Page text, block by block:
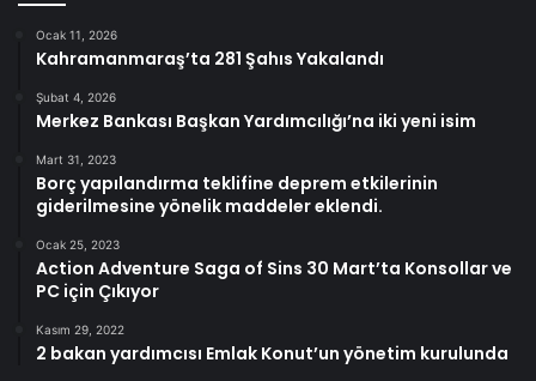
Ocak 11, 2026
Kahramanmaraş’ta 281 Şahıs Yakalandı
Şubat 4, 2026
Merkez Bankası Başkan Yardımcılığı’na iki yeni isim
Mart 31, 2023
Borç yapılandırma teklifine deprem etkilerinin
giderilmesine yönelik maddeler eklendi.
Ocak 25, 2023
Action Adventure Saga of Sins 30 Mart’ta Konsollar ve
PC için Çıkıyor
Kasım 29, 2022
2 bakan yardımcısı Emlak Konut’un yönetim kurulunda